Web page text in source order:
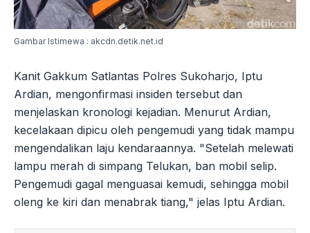
Gambar Istimewa : akcdn.detik.net.id
Kanit Gakkum Satlantas Polres Sukoharjo, Iptu
Ardian, mengonfirmasi insiden tersebut dan
menjelaskan kronologi kejadian. Menurut Ardian,
kecelakaan dipicu oleh pengemudi yang tidak mampu
mengendalikan laju kendaraannya. "Setelah melewati
lampu merah di simpang Telukan, ban mobil selip.
Pengemudi gagal menguasai kemudi, sehingga mobil
oleng ke kiri dan menabrak tiang," jelas Iptu Ardian.